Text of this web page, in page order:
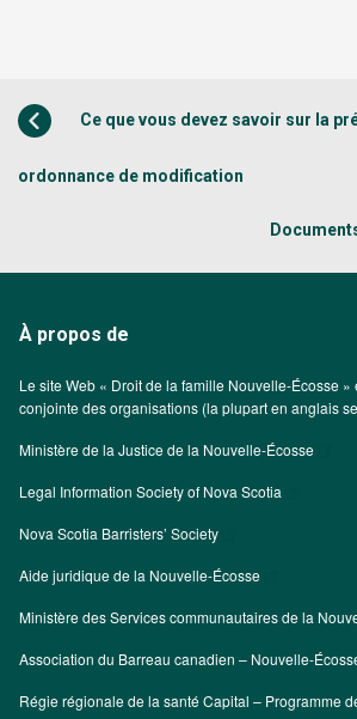
Ce que vous devez savoir sur la
ordonnance de modification
À propos de
Le site Web « Droit de la famille Nouvelle-Écosse »
conjointe des organisations (la plupart en anglais
Ministère de la Justice de la Nouvelle-Écosse
Legal Information Society of Nova Scotia
Nova Scotia Barristers’ Society
Aide juridique de la Nouvelle-Écosse
Ministère des Services communautaires de la
Association du Barreau canadien – Nouvelle-
Régie régionale de la santé Capital – Programme